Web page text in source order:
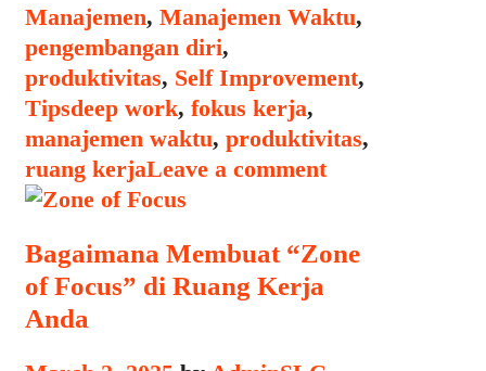
Kerja
yang
Mendukung
“Deep
Work”
Categories
Manajemen, Manajemen Waktu,
pengembangan diri,
produktivitas, Self Improvement,
TipsTags
deep work, fokus kerja,
manajemen waktu, produktivitas,
ruang kerjaLeave a comment
Bagaimana Membuat “Zone
of Focus” di Ruang Kerja
Anda